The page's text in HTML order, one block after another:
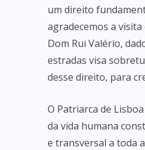
um direito
agradecemos a
Dom Rui Valério,
estradas visa
desse direito, para
O Patriarca de
da vida humana
e transversal a toda